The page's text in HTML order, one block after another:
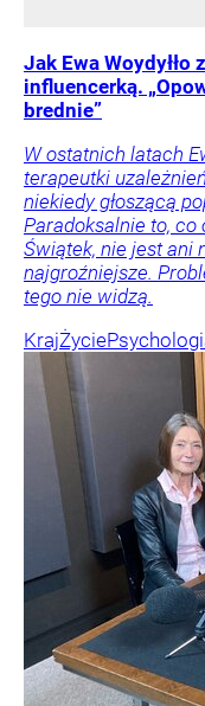
Jak Ewa Woydyłło
influencerką.
brednie”
W ostatnich latach
terapeutki
niekiedy głoszącą
Paradoksalnie to, co
Świątek, nie jest ani
najgroźniejsze.
tego nie widzą.
KrajŻycie